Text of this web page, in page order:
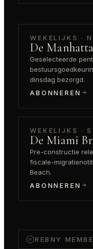
WEKELIJKS ·
De
Geselecteerde
dinsdag bezorgd.
ABONNEREN
WEKELIJKS ·
De Miami
Pre-constructie
fiscale-
Beach.
ABONNEREN
REBNY